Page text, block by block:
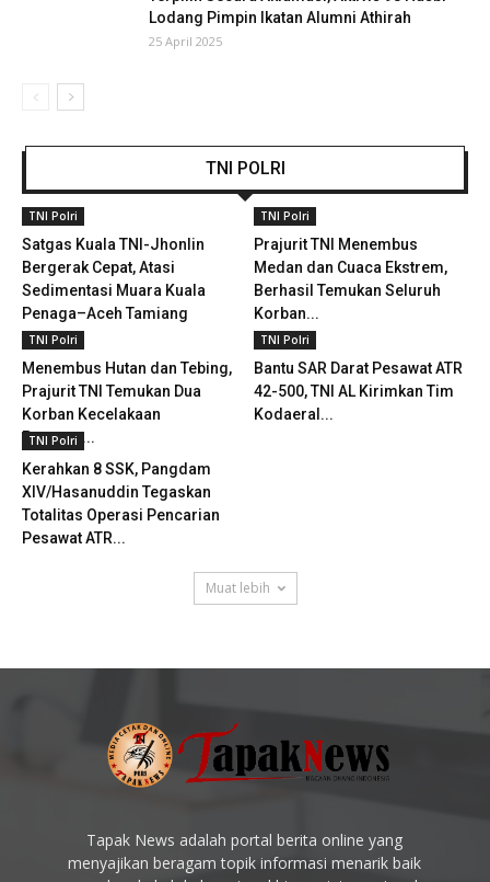
Lodang Pimpin Ikatan Alumni Athirah
25 April 2025
TNI POLRI
TNI Polri
Satgas Kuala TNI-Jhonlin
Bergerak Cepat, Atasi
Sedimentasi Muara Kuala
Penaga–Aceh Tamiang
TNI Polri
Prajurit TNI Menembus
Medan dan Cuaca Ekstrem,
Berhasil Temukan Seluruh
Korban...
TNI Polri
Menembus Hutan dan Tebing,
Prajurit TNI Temukan Dua
Korban Kecelakaan
Pesawat...
TNI Polri
Bantu SAR Darat Pesawat ATR
42-500, TNI AL Kirimkan Tim
Kodaeral...
TNI Polri
Kerahkan 8 SSK, Pangdam
XIV/Hasanuddin Tegaskan
Totalitas Operasi Pencarian
Pesawat ATR...
Muat lebih
Tapak News adalah portal berita online yang
menyajikan beragam topik informasi menarik baik